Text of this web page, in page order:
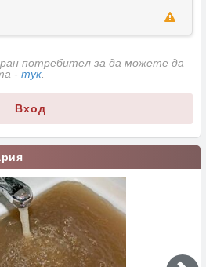
потребител за да можете да
- тук.
Вход